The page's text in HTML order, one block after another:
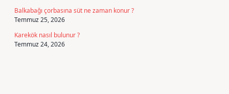
Balkabağı çorbasına süt ne zaman konur ?
Temmuz 25, 2026
Karekök nasıl bulunur ?
Temmuz 24, 2026